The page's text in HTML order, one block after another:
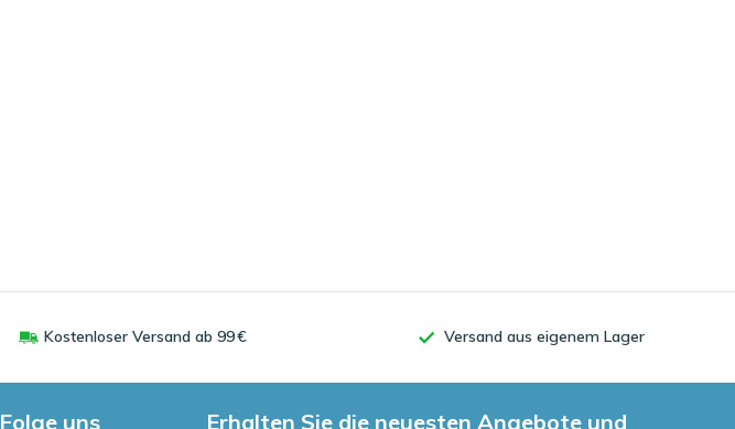
Kostenloser Versand ab 99 € Versand aus eigenem Lager
Folge uns
Erhalten Sie die neuesten Angebote und